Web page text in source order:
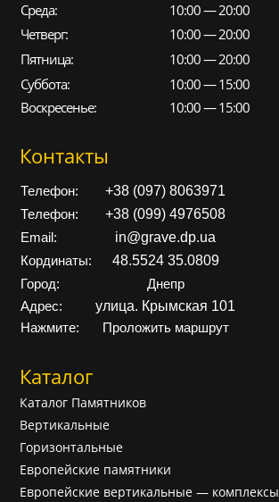
Среда:
10:00 — 20:00
Четверг:
10:00 — 20:00
Пятница:
10:00 — 20:00
Суббота:
10:00 — 15:00
Воскресенье:
10:00 — 15:00
Контакты
Телефон: +38 (097) 8063971
Телефон: +38 (099) 4976508
Email: in@grave.dp.ua
Кординаты: 48.5524 35.0809
Город:
Днепр
Адрес:
улица. Крымская 101
Нажмите: Проложить маршрут
Каталог
Каталог Памятников
Вертикальные
Горизонтальные
Европейские памятники
Европейские вертикальные — комплексы